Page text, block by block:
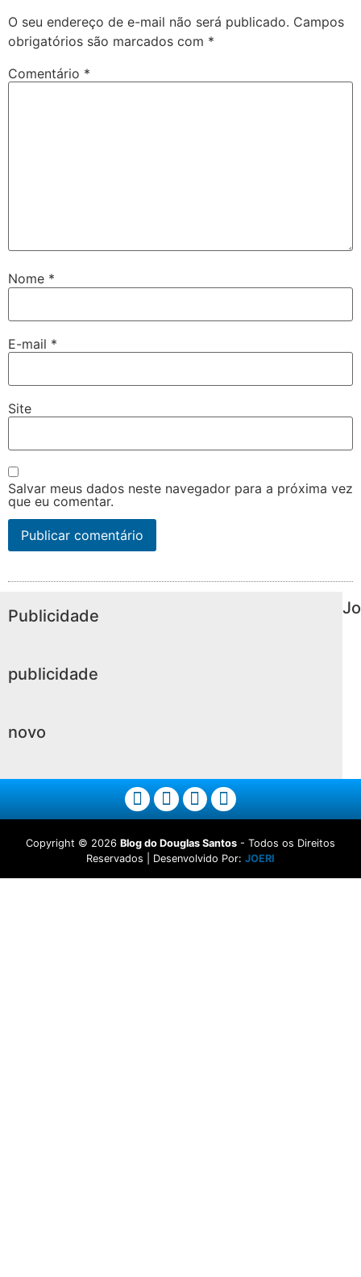
O seu endereço de e-mail não será publicado. Campos
obrigatórios são marcados com *
Comentário *
Nome *
E-mail *
Site
Salvar meus dados neste navegador para a próxima vez
que eu comentar.
Publicidade
publicidade
novo
Jo
Copyright © 2026 Blog do Douglas Santos - Todos os Direitos
Reservados | Desenvolvido Por: JOERI